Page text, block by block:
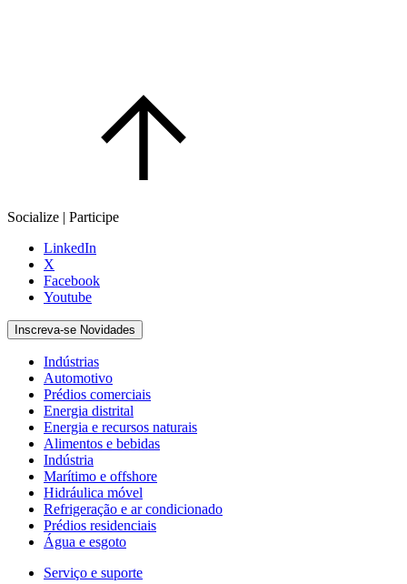
Socialize | Participe
LinkedIn
X
Facebook
Youtube
Inscreva-se Novidades
Indústrias
Automotivo
Prédios comerciais
Energia distrital
Energia e recursos naturais
Alimentos e bebidas
Indústria
Marítimo e offshore
Hidráulica móvel
Refrigeração e ar condicionado
Prédios residenciais
Água e esgoto
Serviço e suporte